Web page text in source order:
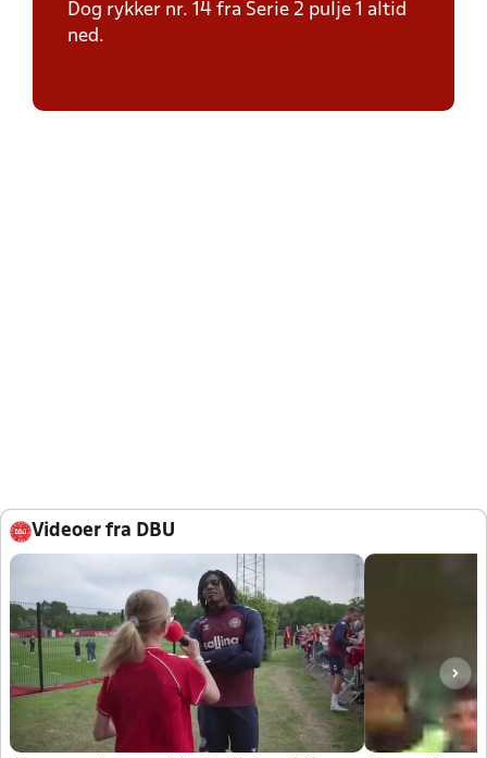
Dog rykker nr. 14 fra Serie 2 pulje 1 altid
ned.
Videoer fra DBU